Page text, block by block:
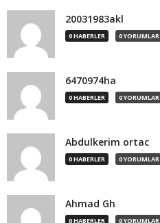
20031983akl
0 HABERLER 0 YORUMLAR
6470974ha
0 HABERLER 0 YORUMLAR
Abdulkerim ortac
0 HABERLER 0 YORUMLAR
Ahmad Gh
0 HABERLER 0 YORUMLAR